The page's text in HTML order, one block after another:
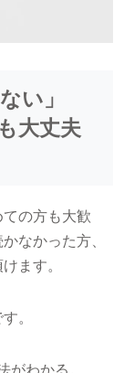
い」
大丈夫
の方も大歓
なかった方、
ます。
。
わかる。